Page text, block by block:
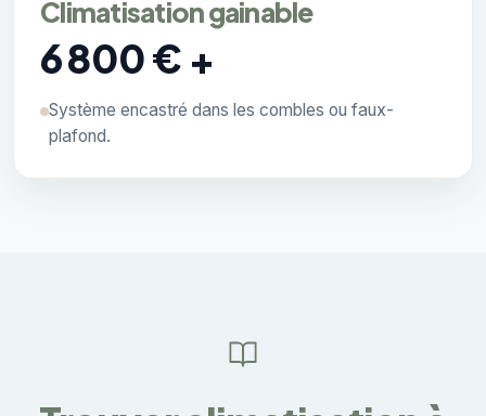
Climatisation gainable
6 800 € +
Système encastré dans les combles ou faux-
plafond.